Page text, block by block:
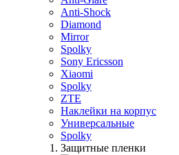
Anti-Shock
Diamond
Mirror
Spolky
Sony Ericsson
Xiaomi
Spolky
ZTE
Наклейки на корпус
Универсальные
Spolky
Защитные пленки